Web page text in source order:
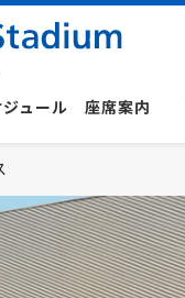
ュール 座席案内